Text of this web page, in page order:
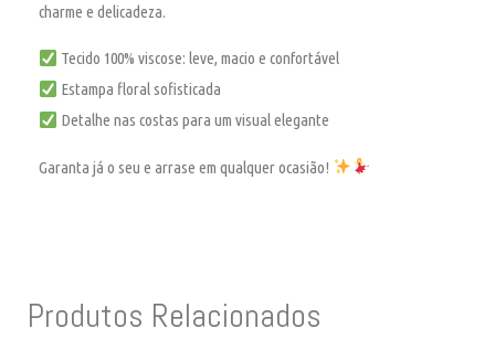
charme e delicadeza.
Tecido 100% viscose: leve, macio e confortável
Estampa floral sofisticada
Detalhe nas costas para um visual elegante
Garanta já o seu e arrase em qualquer ocasião!
Produtos Relacionados